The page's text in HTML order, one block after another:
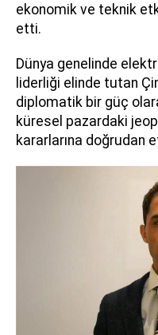
ekonomik ve teknik
etti.
Dünya genelinde
liderliği elinde tutan
diplomatik bir güç
küresel pazardaki
kararlarına doğrudan